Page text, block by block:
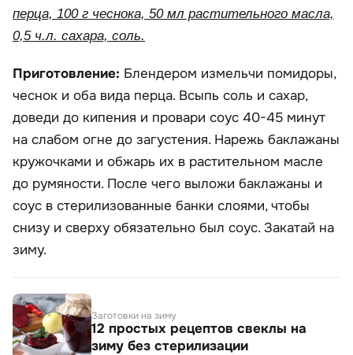
перца, 100 г чеснока, 50 мл растительного масла,
0,5 ч.л. сахара, соль.
Приготовление: Блендером измельчи помидоры,
чеснок и оба вида перца. Всыпь соль и сахар,
доведи до кипения и провари соус 40-45 минут
на слабом огне до загустения. Нарежь баклажаны
кружочками и обжарь их в растительном масле
до румяности. После чего выложи баклажаны и
соус в стерилизованные банки слоями, чтобы
снизу и сверху обязательно был соус. Закатай на
зиму.
Заготовки на зиму
12 простых рецептов свеклы на
зиму без стерилизации